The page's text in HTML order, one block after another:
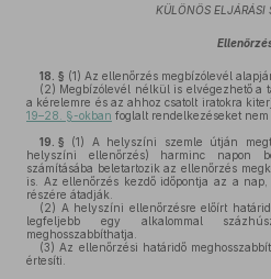
KÜLÖNÖS ELJÁRÁSI
18. § (1) Az ellenőrzés megbízólevél
(2) Megbízólevél nélkül is elvégezhető a
a kérelemre és az ahhoz csatolt iratokra
19–28. §-okban foglalt rendelkezéseket
19. § (1)
A helyszíni szemle útján
helyszíni ellenőrzés) harminc napon
számításába beletartozik az ellenőrzés
is. Az ellenőrzés kezdő időpontja az a
részére átadják.
(2) A helyszíni ellenőrzésre előírt
legfeljebb egy alkalommal
meghosszabbíthatja.
(3) Az ellenőrzési határidő
értesíti.